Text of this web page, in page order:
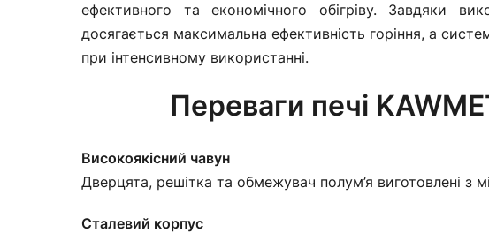
ефективного та економічного обігріву. Завдяки
досягається максимальна ефективність горіння, а
при інтенсивному використанні.
Переваги печі
Високоякісний чавун
Дверцята, решітка та обмежувач полум’я виготовлені з
Сталевий корпус